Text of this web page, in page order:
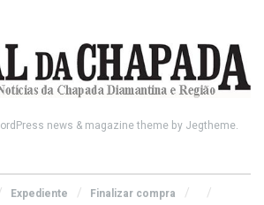
news & magazine theme by Jegtheme.
Expediente Finalizar compra